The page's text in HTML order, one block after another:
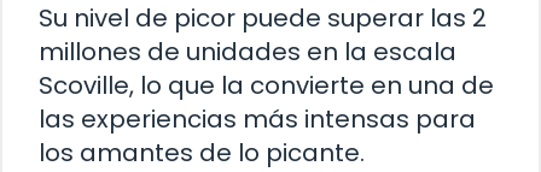
Su nivel de picor puede superar las 2
millones de unidades en la escala
Scoville, lo que la convierte en una de
las experiencias más intensas para
los amantes de lo picante.